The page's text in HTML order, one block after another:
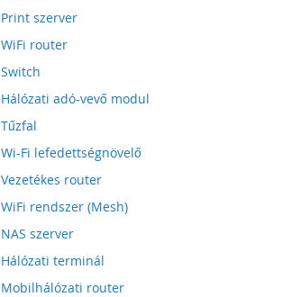
Print szerver
WiFi router
Switch
Hálózati adó-vevő modul
Tűzfal
Wi-Fi lefedettségnövelő
Vezetékes router
WiFi rendszer (Mesh)
NAS szerver
Hálózati terminál
Mobilhálózati router